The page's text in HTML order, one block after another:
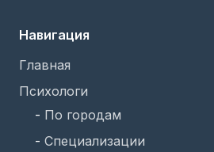
Навигация
Главная
Психологи
- По городам
- Специализации